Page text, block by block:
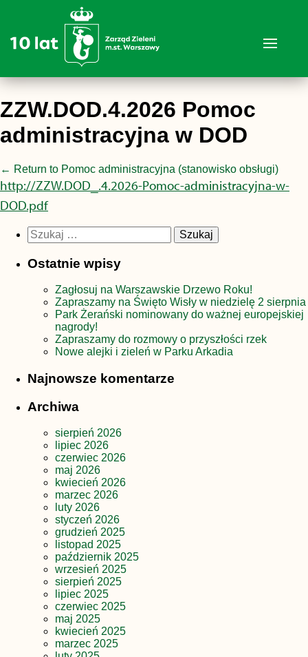
ZZW.DOD.4.2026 Pomoc
administracyjna w DOD
← Return to Pomoc administracyjna (stanowisko obsługi)
http://ZZW.DOD_.4.2026-Pomoc-administracyjna-w-
DOD.pdf
Szukaj:
Ostatnie wpisy
Zagłosuj na Warszawskie Drzewo Roku!
Zapraszamy na Święto Wisły w niedzielę 2 sierpnia
Park Żerański nominowany do ważnej europejskiej
nagrody!
Zapraszamy do rozmowy o przyszłości rzek
Nowe alejki i zieleń w Parku Arkadia
Najnowsze komentarze
Archiwa
sierpień 2026
lipiec 2026
czerwiec 2026
maj 2026
kwiecień 2026
marzec 2026
luty 2026
styczeń 2026
grudzień 2025
listopad 2025
październik 2025
wrzesień 2025
sierpień 2025
lipiec 2025
czerwiec 2025
maj 2025
kwiecień 2025
marzec 2025